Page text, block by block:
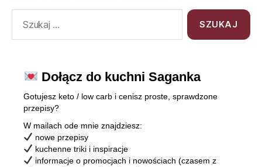
Dołącz do kuchni Saganka
Gotujesz keto / low carb i cenisz proste, sprawdzone
przepisy?
W mailach ode mnie znajdziesz:
nowe przepisy
kuchenne triki i inspiracje
informacje o promocjach i nowościach (czasem z